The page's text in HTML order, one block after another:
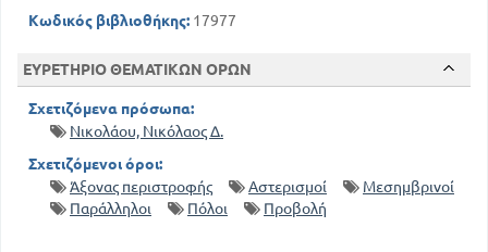
Κωδικός βιβλιοθήκης: 17977
ΕΥΡΕΤΗΡΙΟ ΘΕΜΑΤΙΚΩΝ ΟΡΩΝ
Σχετιζόμενα πρόσωπα:
Νικολάου, Νικόλαος Δ.
Σχετιζόμενοι όροι:
Άξονας περιστροφής
Αστερισμοί
Μεσημβρινοί
Παράλληλοι
Πόλοι Προβολή